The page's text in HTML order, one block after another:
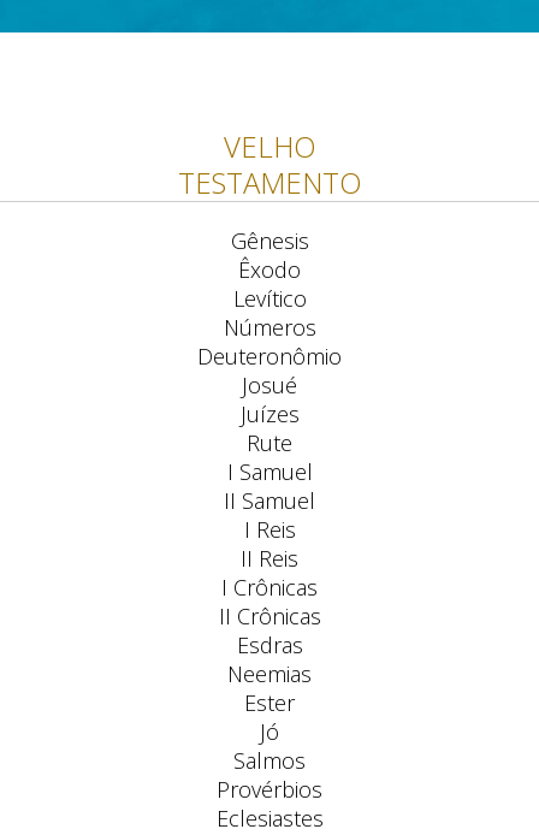
VELHO
TESTAMENTO
Gênesis
Êxodo
Levítico
Números
Deuteronômio
Josué
Juízes
Rute
I Samuel
II Samuel
I Reis
II Reis
I Crônicas
II Crônicas
Esdras
Neemias
Ester
Jó
Salmos
Provérbios
Eclesiastes